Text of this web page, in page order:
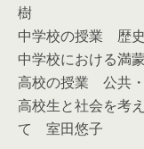
樹
中学校の授業 歴史
中学校における満
高校の授業 公共
高校生と社会を考
て 室田悠子